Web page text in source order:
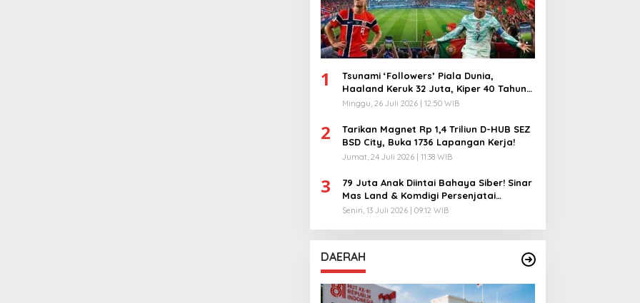
1
Tsunami ‘Followers’ Piala Dunia,
Haaland Keruk 32 Juta, Kiper 40 Tahun
Bikin Geger!
Minggu, 26 Juli 2026 | 12:50 WIB
2
Tarikan Magnet Rp 1,4 Triliun D-HUB SEZ
BSD City, Buka 1736 Lapangan Kerja!
Jumat, 24 Juli 2026 | 11:38 WIB
3
79 Juta Anak Diintai Bahaya Siber! Sinar
Mas Land & Komdigi Persenjatai
Ratusan Guru!
Senin, 13 Juli 2026 | 09:12 WIB
DAERAH